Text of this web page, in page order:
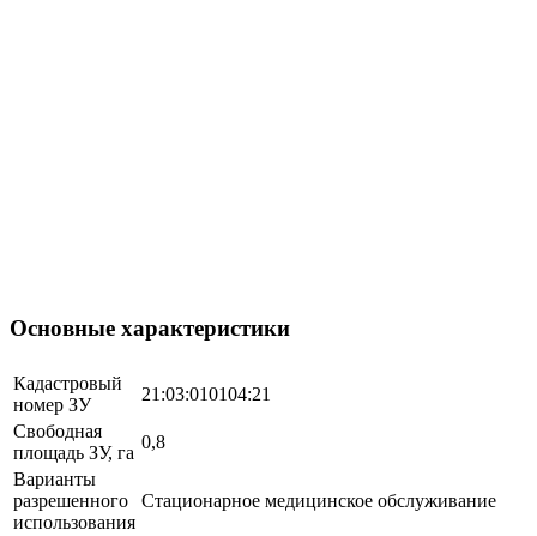
Основные характеристики
Кадастровый
номер ЗУ
21:03:010104:21
Свободная
площадь ЗУ, га
0,8
Варианты
разрешенного
использования
Стационарное медицинское обслуживание